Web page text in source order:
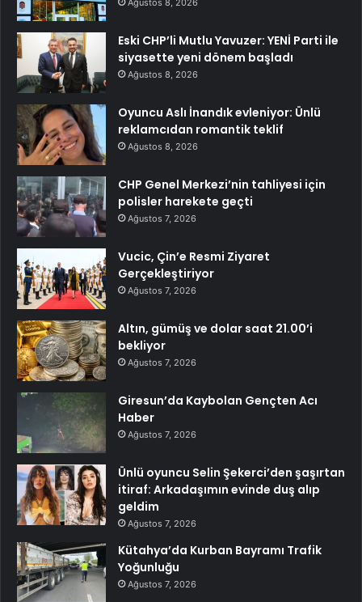
Ağustos 8, 2026
Eski CHP’li Mutlu Yavuzer: YENİ Parti ile
siyasette yeni dönem başladı
Ağustos 8, 2026
Oyuncu Aslı İnandık evleniyor: Ünlü
reklamcıdan romantik teklif
Ağustos 8, 2026
CHP Genel Merkezi’nin tahliyesi için
polisler harekete geçti
Ağustos 7, 2026
Vucic, Çin’e Resmi Ziyaret
Gerçekleştiriyor
Ağustos 7, 2026
Altın, gümüş ve dolar saat 21.00’i
bekliyor
Ağustos 7, 2026
Giresun’da Kaybolan Gençten Acı
Haber
Ağustos 7, 2026
Ünlü oyuncu Selin Şekerci’den şaşırtan
itiraf: Arkadaşımın evinde duş alıp
geldim
Ağustos 7, 2026
Kütahya’da Kurban Bayramı Trafik
Yoğunluğu
Ağustos 7, 2026